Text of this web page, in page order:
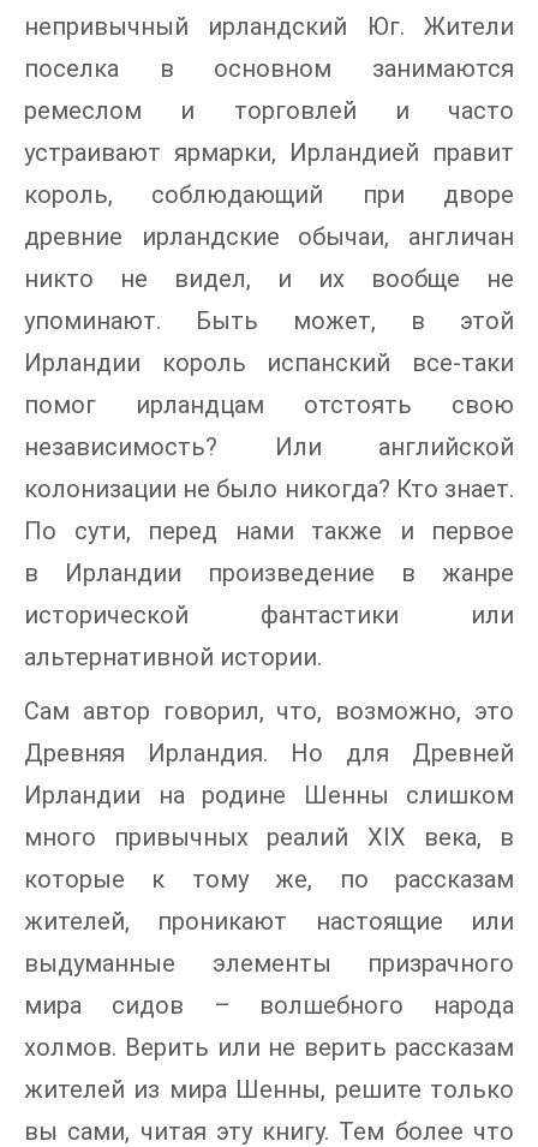
непривычный ирландский Юг. Жители
поселка в основном занимаются
ремеслом и торговлей и часто
устраивают ярмарки, Ирландией правит
король, соблюдающий при дворе
древние ирландские обычаи, англичан
никто не видел, и их вообще не
упоминают. Быть может, в этой
Ирландии король испанский все-таки
помог ирландцам отстоять свою
независимость? Или английской
колонизации не было никогда? Кто знает.
По сути, перед нами также и первое
в Ирландии произведение в жанре
исторической фантастики или
альтернативной истории.
Сам автор говорил, что, возможно, это
Древняя Ирландия. Но для Древней
Ирландии на родине Шенны слишком
много привычных реалий XIX века, в
которые к тому же, по рассказам
жителей, проникают настоящие или
выдуманные элементы призрачного
мира сидов – волшебного народа
холмов. Верить или не верить рассказам
жителей из мира Шенны, решите только
вы сами, читая эту книгу. Тем более что